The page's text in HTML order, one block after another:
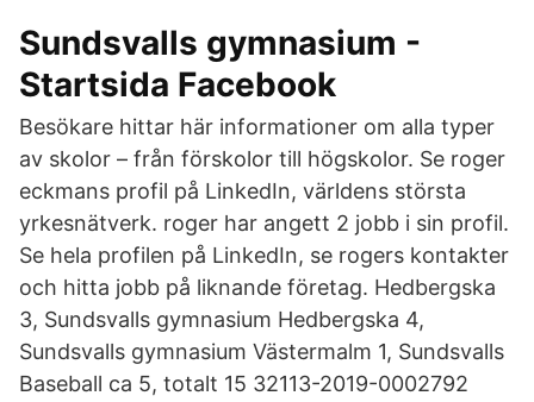
Sundsvalls gymnasium -
Startsida Facebook
Besökare hittar här informationer om alla typer
av skolor – från förskolor till högskolor. Se roger
eckmans profil på LinkedIn, världens största
yrkesnätverk. roger har angett 2 jobb i sin profil.
Se hela profilen på LinkedIn, se rogers kontakter
och hitta jobb på liknande företag. Hedbergska
3, Sundsvalls gymnasium Hedbergska 4,
Sundsvalls gymnasium Västermalm 1, Sundsvalls
Baseball ca 5, totalt 15 32113-2019-0002792